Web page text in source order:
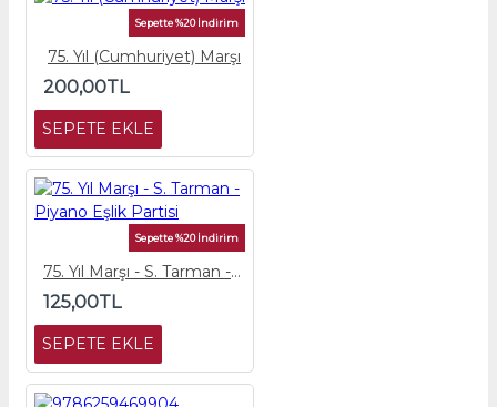
Sepette %20 İndirim
75. Yıl (Cumhuriyet) Marşı
200,00TL
SEPETE EKLE
Sepette %20 İndirim
75. Yıl Marşı - S. Tarman - Piyano Eşlik Partisi
125,00TL
SEPETE EKLE